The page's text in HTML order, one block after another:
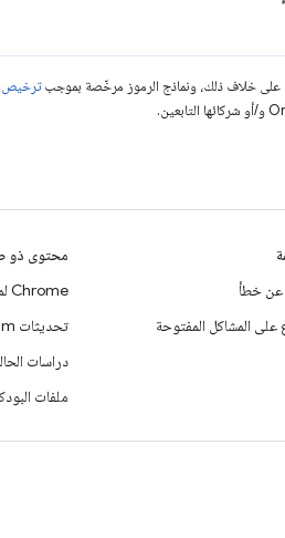
على خلاف ذلك، ونماذج الرموز مرخّصة بموجبترخيص Apache 2.0‏
عن خطأ
على المشاكل المفتوحة
محتوى ذو
Chrome لمطوّري البرامج
تحديثات Chromium
دراسات
ملفات